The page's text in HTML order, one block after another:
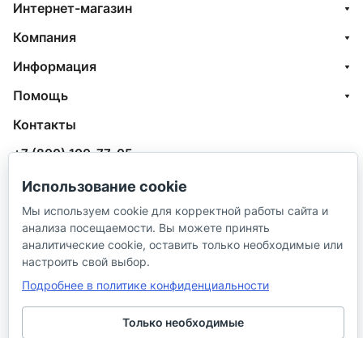
Интернет-магазин
Компания
Информация
Помощь
Контакты
+7 (800) 100-77-05
info@aquatehnik.com
г. Краснодар (Центр),
ул. Чкалова, 167
Использование cookie
Мы используем cookie для корректной работы сайта и
анализа посещаемости. Вы можете принять
аналитические cookie, оставить только необходимые или
настроить свой выбор.
Подробнее в политике конфиденциальности
Только необходимые